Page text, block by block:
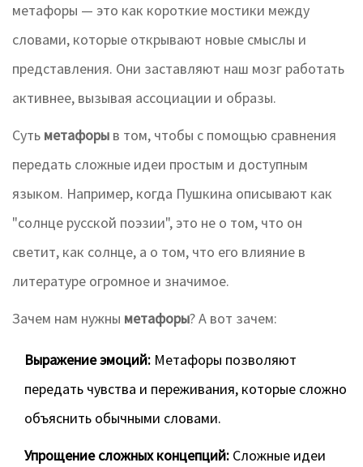
метафоры — это как короткие мостики между
словами, которые открывают новые смыслы и
представления. Они заставляют наш мозг работать
активнее, вызывая ассоциации и образы.
Суть метафоры в том, чтобы с помощью сравнения
передать сложные идеи простым и доступным
языком. Например, когда Пушкина описывают как
"солнце русской поэзии", это не о том, что он
светит, как солнце, а о том, что его влияние в
литературе огромное и значимое.
Зачем нам нужны метафоры? А вот зачем:
Выражение эмоций: Метафоры позволяют
передать чувства и переживания, которые сложно
объяснить обычными словами.
Упрощение сложных концепций: Сложные идеи